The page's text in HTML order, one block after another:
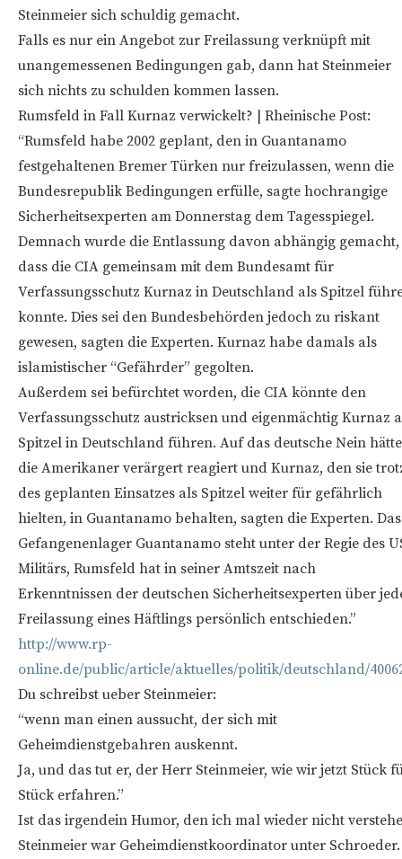
Steinmeier sich schuldig gemacht.
Falls es nur ein Angebot zur Freilassung verknüpft mit
unangemessenen Bedingungen gab, dann hat Steinmeier
sich nichts zu schulden kommen lassen.
Rumsfeld in Fall Kurnaz verwickelt? | Rheinische Post:
“Rumsfeld habe 2002 geplant, den in Guantanamo
festgehaltenen Bremer Türken nur freizulassen, wenn die
Bundesrepublik Bedingungen erfülle, sagte hochrangige
Sicherheitsexperten am Donnerstag dem Tagesspiegel.
Demnach wurde die Entlassung davon abhängig gemacht,
dass die CIA gemeinsam mit dem Bundesamt für
Verfassungsschutz Kurnaz in Deutschland als Spitzel
konnte. Dies sei den Bundesbehörden jedoch zu riskant
gewesen, sagten die Experten. Kurnaz habe damals als
islamistischer “Gefährder” gegolten.
Außerdem sei befürchtet worden, die CIA könnte den
Verfassungsschutz austricksen und eigenmächtig Kurnaz
Spitzel in Deutschland führen. Auf das deutsche Nein
die Amerikaner verärgert reagiert und Kurnaz, den sie
des geplanten Einsatzes als Spitzel weiter für gefährlich
hielten, in Guantanamo behalten, sagten die Experten. Das
Gefangenenlager Guantanamo steht unter der Regie des
Militärs, Rumsfeld hat in seiner Amtszeit nach
Erkenntnissen der deutschen Sicherheitsexperten über
Freilassung eines Häftlings persönlich entschieden.”
http://www.rp-
online.de/public/article/aktuelles/politik/deutschland/
Du schreibst ueber Steinmeier:
“wenn man einen aussucht, der sich mit
Geheimdienstgebahren auskennt.
Ja, und das tut er, der Herr Steinmeier, wie wir jetzt Stück
Stück erfahren.”
Ist das irgendein Humor, den ich mal wieder nicht
Steinmeier war Geheimdienstkoordinator unter Schroeder.